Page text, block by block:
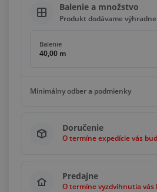
Balenie a množstvo
Produkt dodávame
Balenie
40,00 m
Minimálny odber a podmienky
40,00 m
Násobky 40,00 m
Doručenie
O termíne expedície vás
Predajne
O termíne vyzdvihnutia